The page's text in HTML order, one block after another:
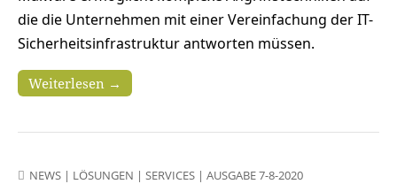
die die Unternehmen mit einer Vereinfachung der IT-
Sicherheitsinfrastruktur antworten müssen.
Weiterlesen →
NEWS | LÖSUNGEN | SERVICES | AUSGABE 7-8-2020